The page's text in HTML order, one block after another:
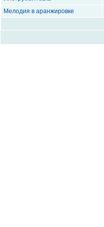
Мелодия в аранжировке